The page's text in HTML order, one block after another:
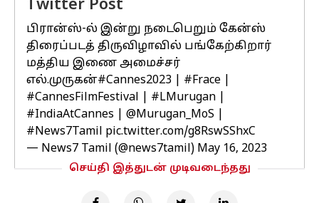
Twitter Post
பிரான்ஸ்-ல் இன்று நடைபெறும் கேன்ஸ்
திரைப்படத் திருவிழாவில் பங்கேற்கிறார்
மத்திய இணை அமைச்சர்
எல்.முருகன்#Cannes2023 #Frace
#CannesFilmFestival
#LMurugan
#IndiaAtCannes
@Murugan_MoS
#News7Tamil pic.twitter.com/g8RswSShxC
— News7 Tamil (@news7tamil) May 16, 2023
செய்தி இத்துடன் முடிவடைந்தது